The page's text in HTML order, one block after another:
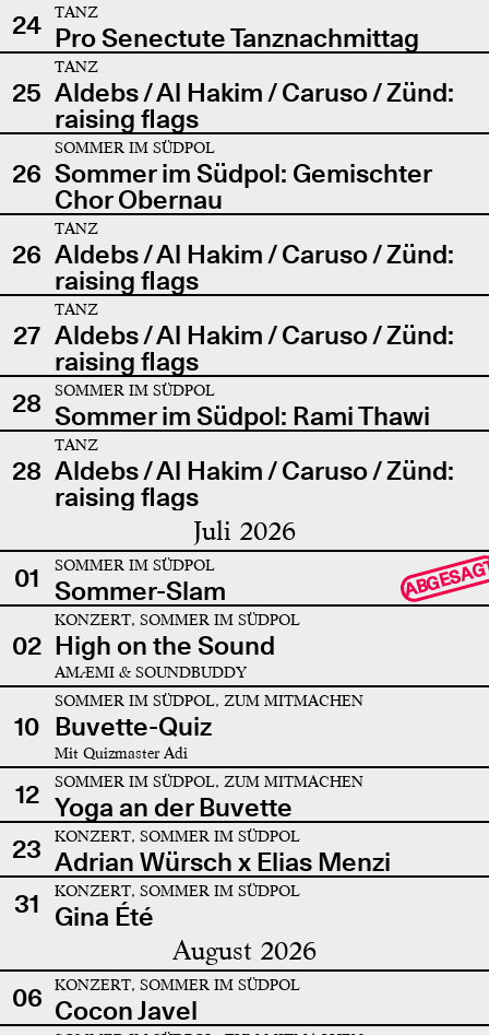
24
TANZ
Pro Senectute Tanznachmittag
25
TANZ
Aldebs / Al Hakim / Caruso / Zünd:
raising flags
26
SOMMER IM SÜDPOL
Sommer im Südpol: Gemischter
Chor Obernau
26
TANZ
Aldebs / Al Hakim / Caruso / Zünd:
raising flags
27
TANZ
Aldebs / Al Hakim / Caruso / Zünd:
raising flags
28
SOMMER IM SÜDPOL
Sommer im Südpol: Rami Thawi
28
TANZ
Aldebs / Al Hakim / Caruso / Zünd:
raising flags
Juli 2026
01 SOMMER IM SÜDPOL
Sommer-Slam
02
KONZERT, SOMMER IM SÜDPOL
High on the Sound
AMÆMI & SOUNDBUDDY
10
SOMMER IM SÜDPOL, ZUM MITMACHEN
Buvette-Quiz
Mit Quizmaster Adi
12 SOMMER IM SÜDPOL, ZUM MITMACHEN
Yoga an der Buvette
23
KONZERT, SOMMER IM SÜDPOL
Adrian Würsch x Elias Menzi
31
KONZERT, SOMMER IM SÜDPOL
Gina Été
August 2026
06 KONZERT, SOMMER IM SÜDPOL
Cocon Javel